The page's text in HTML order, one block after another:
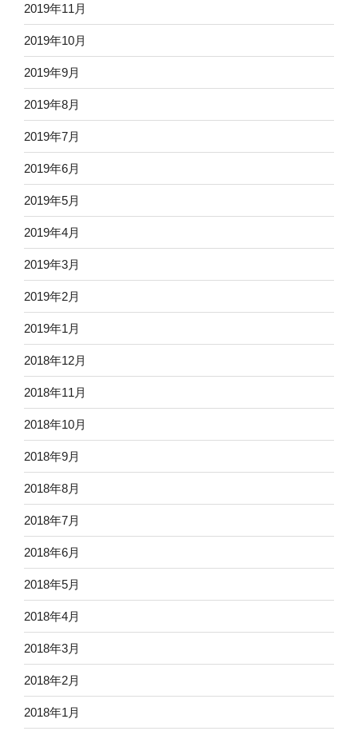
2019年11月
2019年10月
2019年9月
2019年8月
2019年7月
2019年6月
2019年5月
2019年4月
2019年3月
2019年2月
2019年1月
2018年12月
2018年11月
2018年10月
2018年9月
2018年8月
2018年7月
2018年6月
2018年5月
2018年4月
2018年3月
2018年2月
2018年1月